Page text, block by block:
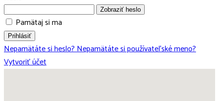
Zobraziť heslo
Pamätaj si ma
Prihlásiť
Nepamätáte si heslo?Nepamätáte si používateľské meno?
Vytvoriť účet